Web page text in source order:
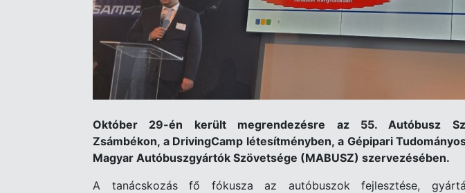
Október 29-én került megrendezésre az 55. Autóbusz
Zsámbékon, a DrivingCamp létesítményben, a Gépipari
Magyar Autóbuszgyártók Szövetsége (MABUSZ) szervezésében.
A tanácskozás fő fókusza az autóbuszok fejlesztése,